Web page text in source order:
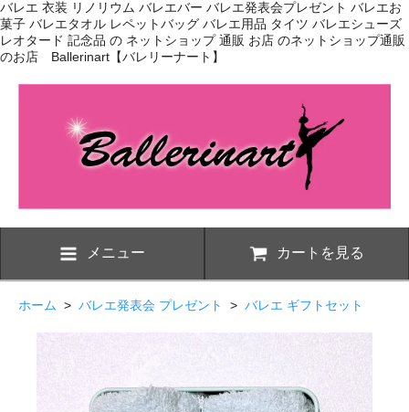
バレエ 衣装 リノリウム バレエバー バレエ発表会プレゼント バレエお
菓子 バレエタオル レペットバッグ バレエ用品 タイツ バレエシューズ
レオタード 記念品 の ネットショップ 通販 お店 のネットショップ通販
のお店 Ballerinart【バレリーナート】
メニュー カートを見る
ホーム > バレエ発表会 プレゼント > バレエ ギフトセット